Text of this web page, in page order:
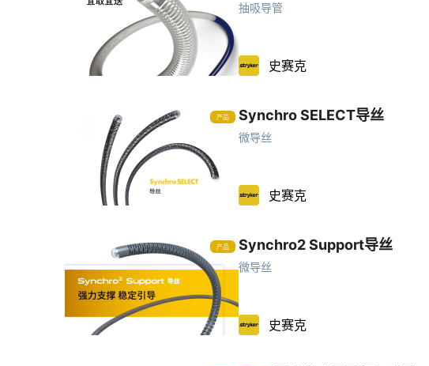
抽吸导管
史赛克
产品 Synchro SELECT导丝
微导丝
史赛克
产品 Synchro2 Support导丝
微导丝
史赛克